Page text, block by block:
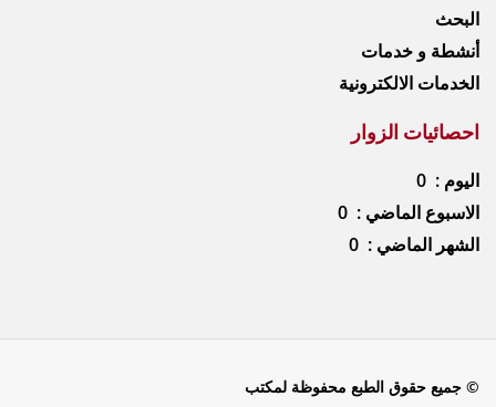
البحث
أنشطة و خدمات
الخدمات الالكترونية
احصائيات الزوار
اليوم : 0
الاسبوع الماضي : 0
الشهر الماضي : 0
© جميع حقوق الطبع محفوظة لمكتب